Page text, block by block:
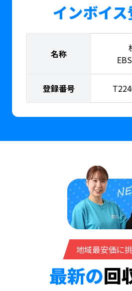
インボイ
名称
登録番号
地域最安価に
最新の回